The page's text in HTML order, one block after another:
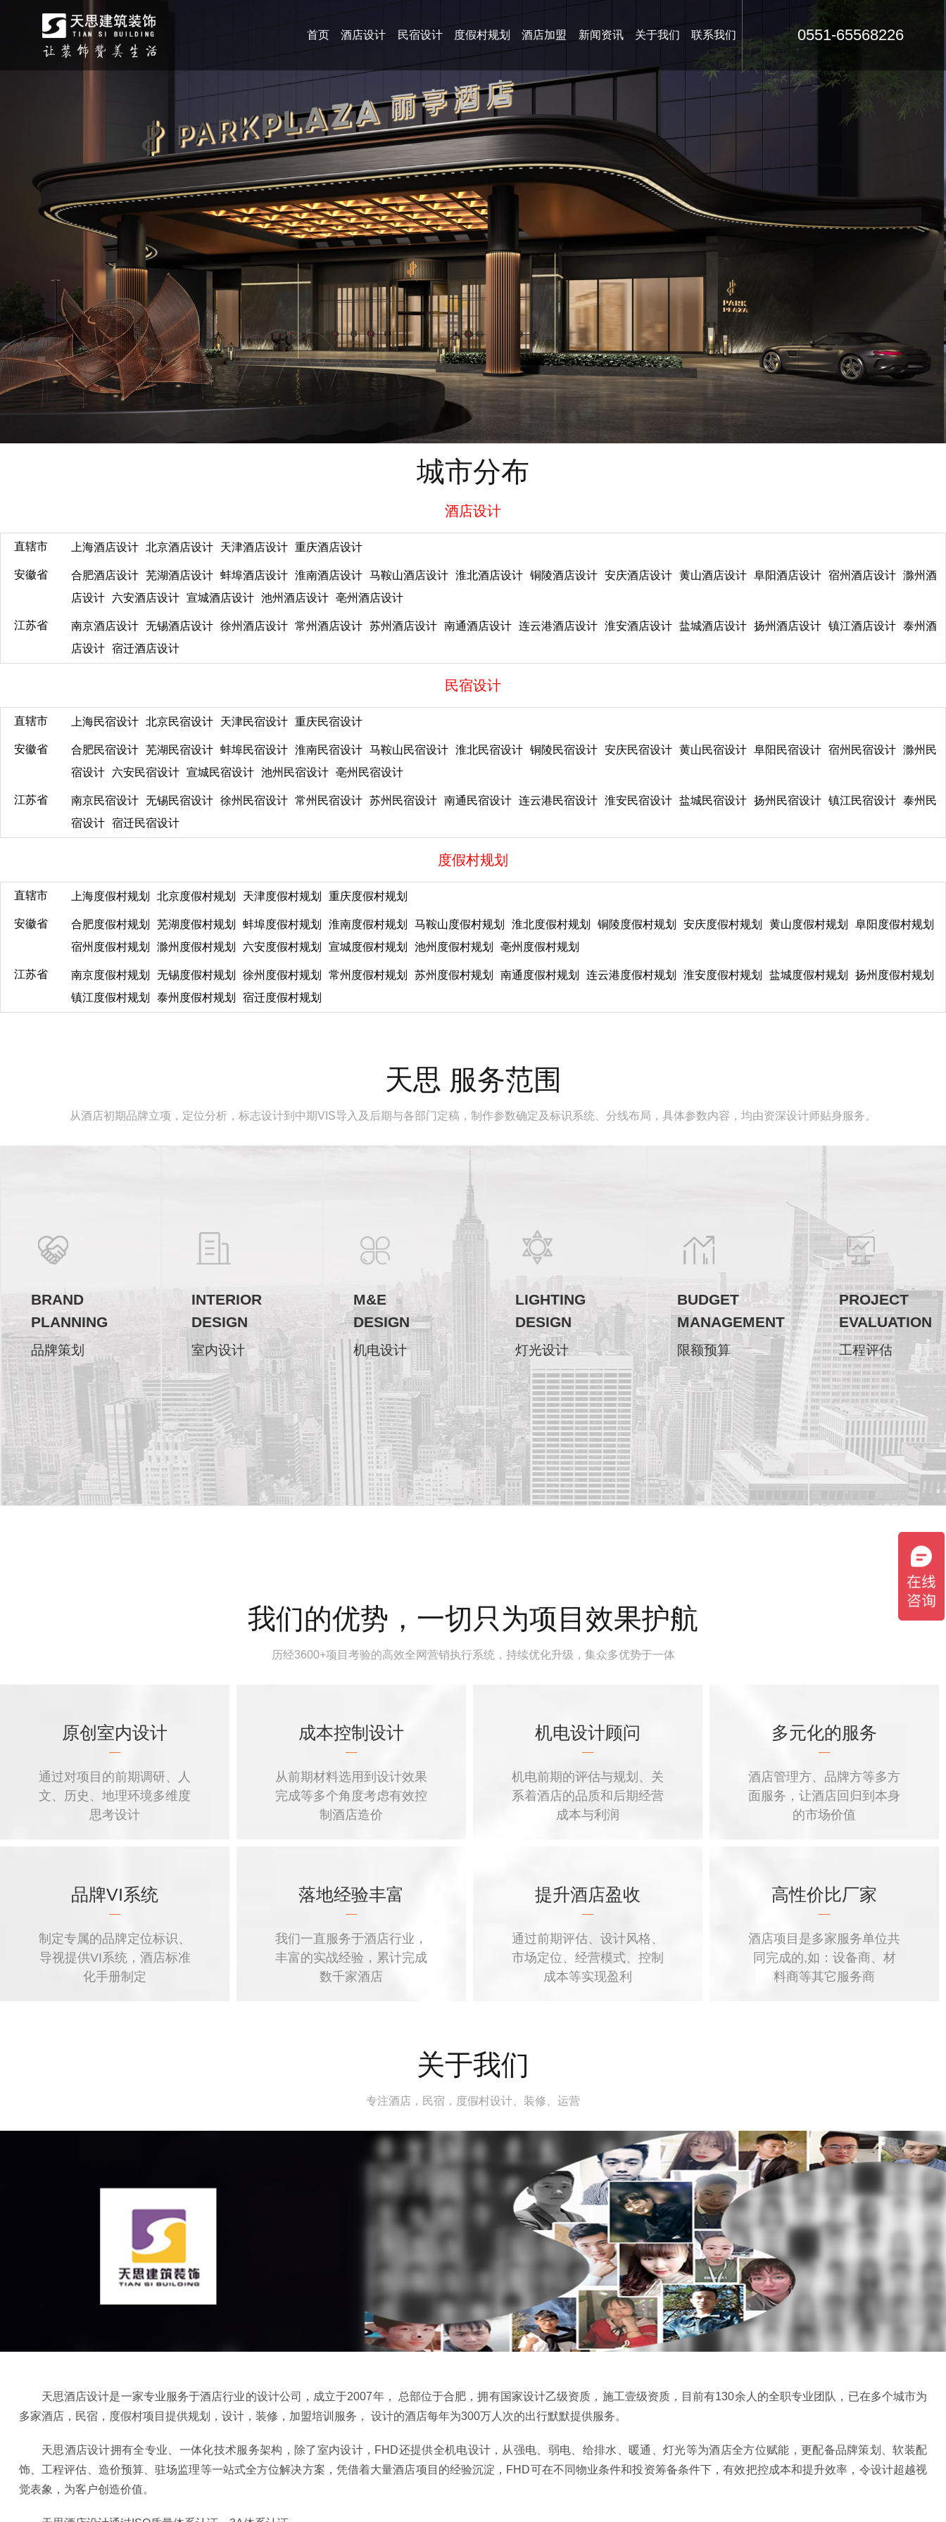
首页 酒店设计 民宿设计 度假村规划 酒店加盟 新闻资讯 关于我们 联系我们 0551-65568226
城市分布
酒店设计
直辖市 上海酒店设计 北京酒店设计 天津酒店设计 重庆酒店设计
安徽省 合肥酒店设计 芜湖酒店设计 蚌埠酒店设计 淮南酒店设计 马鞍山酒店设计 淮北酒店设计 铜陵酒店设计 安庆酒店设计 黄山酒店设计 阜阳酒店设计 宿州酒店设计 滁州酒
店设计
六安酒店设计 宣城酒店设计 池州酒店设计 亳州酒店设计
江苏省 南京酒店设计 无锡酒店设计 徐州酒店设计 常州酒店设计 苏州酒店设计 南通酒店设计 连云港酒店设计 淮安酒店设计 盐城酒店设计 扬州酒店设计 镇江酒店设计 泰州酒
店设计 宿迁酒店设计
民宿设计
直辖市 上海民宿设计 北京民宿设计 天津民宿设计 重庆民宿设计
安徽省 合肥民宿设计 芜湖民宿设计 蚌埠民宿设计 淮南民宿设计 马鞍山民宿设计 淮北民宿设计 铜陵民宿设计 安庆民宿设计 黄山民宿设计 阜阳民宿设计 宿州民宿设计 滁州民
宿设计
六安民宿设计 宣城民宿设计 池州民宿设计 亳州民宿设计
江苏省 南京民宿设计 无锡民宿设计 徐州民宿设计 常州民宿设计 苏州民宿设计 南通民宿设计 连云港民宿设计 淮安民宿设计 盐城民宿设计 扬州民宿设计 镇江民宿设计 泰州民
宿设计 宿迁民宿设计
度假村规划
直辖市 上海度假村规划 北京度假村规划 天津度假村规划 重庆度假村规划
安徽省 合肥度假村规划 芜湖度假村规划 蚌埠度假村规划 淮南度假村规划 马鞍山度假村规划 淮北度假村规划 铜陵度假村规划 安庆度假村规划 黄山度假村规划
阜阳度假村规划
宿州度假村规划
滁州度假村规划 六安度假村规划 宣城度假村规划 池州度假村规划 亳州度假村规划
江苏省 南京度假村规划 无锡度假村规划 徐州度假村规划 常州度假村规划 苏州度假村规划 南通度假村规划 连云港度假村规划 淮安度假村规划 盐城度假村规划
扬州度假村规划
镇江度假村规划
泰州度假村规划 宿迁度假村规划
天思 服务范围
从酒店初期品牌立项，定位分析，标志设计到中期VIS导入及后期与各部门定稿，制作参数确定及标识系统、分线布局，具体参数内容，均由资深设计师贴身服务。
BRAND
PLANNING
品牌策划
INTERIOR
DESIGN
室内设计
M&E
DESIGN
机电设计
LIGHTING
DESIGN
灯光设计
BUDGET
MANAGEMENT
限额预算
PROJECT
EVALUATION
工程评估
我们的优势，一切只为项目效果护航
历经3600+项目考验的高效全网营销执行系统，持续优化升级，集众多优势于一体
原创室内设计
通过对项目的前期调研、人
文、历史、地理环境多维度
思考设计
成本控制设计
从前期材料选用到设计效果
完成等多个角度考虑有效控
制酒店造价
机电设计顾问
机电前期的评估与规划、关
系着酒店的品质和后期经营
成本与利润
多元化的服务
酒店管理方、品牌方等多方
面服务，让酒店回归到本身
的市场价值
品牌VI系统
制定专属的品牌定位标识、
导视提供VI系统，酒店标准
化手册制定
落地经验丰富
我们一直服务于酒店行业，
丰富的实战经验，累计完成
数千家酒店
提升酒店盈收
通过前期评估、设计风格、
市场定位、经营模式、控制
成本等实现盈利
高性价比厂家
酒店项目是多家服务单位共
同完成的,如：设备商、材
料商等其它服务商
关于我们
专注酒店，民宿，度假村设计、装修、运营
天思酒店设计是一家专业服务于酒店行业的设计公司，成立于2007年， 总部位于合肥，拥有国家设计乙级资质，施工壹级资质，目前有130余人的全职专业团队，已在多个城市为
多家酒店，民宿，度假村项目提供规划，设计，装修，加盟培训服务， 设计的酒店每年为300万人次的出行默默提供服务。
天思酒店设计拥有全专业、一体化技术服务架构，除了室内设计，FHD还提供全机电设计，从强电、弱电、给排水、暖通、灯光等为酒店全方位赋能，更配备品牌策划、软装配
饰、工程评估、造价预算、驻场监理等一站式全方位解决方案，凭借着大量酒店项目的经验沉淀，FHD可在不同物业条件和投资筹备条件下，有效把控成本和提升效率，令设计超越视
觉表象，为客户创造价值。